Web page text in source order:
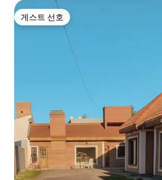
게스트 선호
게스트 선호